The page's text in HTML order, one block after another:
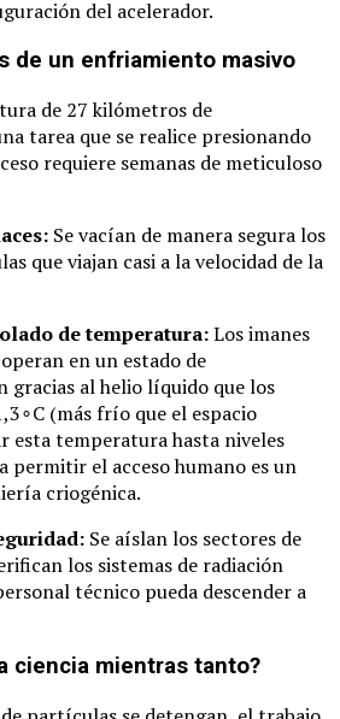
del acelerador.
de un enfriamiento masivo
de 27 kilómetros de
tarea que se realice presionando
requiere semanas de meticuloso
Se vacían de manera segura los
que viajan casi a la velocidad de la
de temperatura:Los imanes
en un estado de
gracias al helio líquido que los
,3∘C (más frío que el espacio
esta temperatura hasta niveles
permitir el acceso humano es un
criogénica.
Se aíslan los sectores de
los sistemas de radiación
técnico pueda descender a
ciencia mientras tanto?